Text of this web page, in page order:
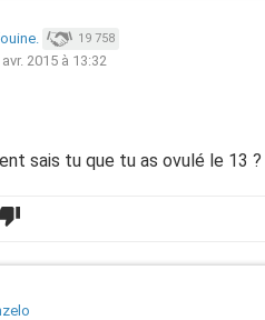
19 758
avr. 2015 à 13:32
sais tu que tu as ovulé le 13 ?